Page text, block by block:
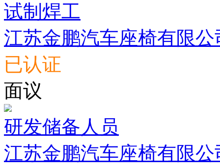
试制焊工
江苏金鹏汽车座椅有限公
已认证
面议
研发储备人员
江苏金鹏汽车座椅有限公